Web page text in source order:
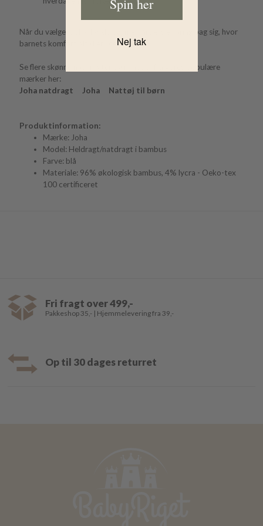
Når du vælger Joha, får du tøj med årtiers erfaring bag sig, hvor
barnets komfort altid er i centrum.
Se flere skønne natdragter og nyheder fra vores populære
mærker her:
Joha natdragt
Joha Nattøj til børn
Produktinformation:
Mærke: Joha
Model: Heldragt/natdragt i bambus
Farve: blå
Materiale: 96% økologisk bambus, 4% lycra - Oeko-tex
100 certificeret
Fri fragt over 499,-
Pakkeshop 35,- | Hjemmelevering fra 39,-
Op til 30 dages returret
Spin her
Nej tak